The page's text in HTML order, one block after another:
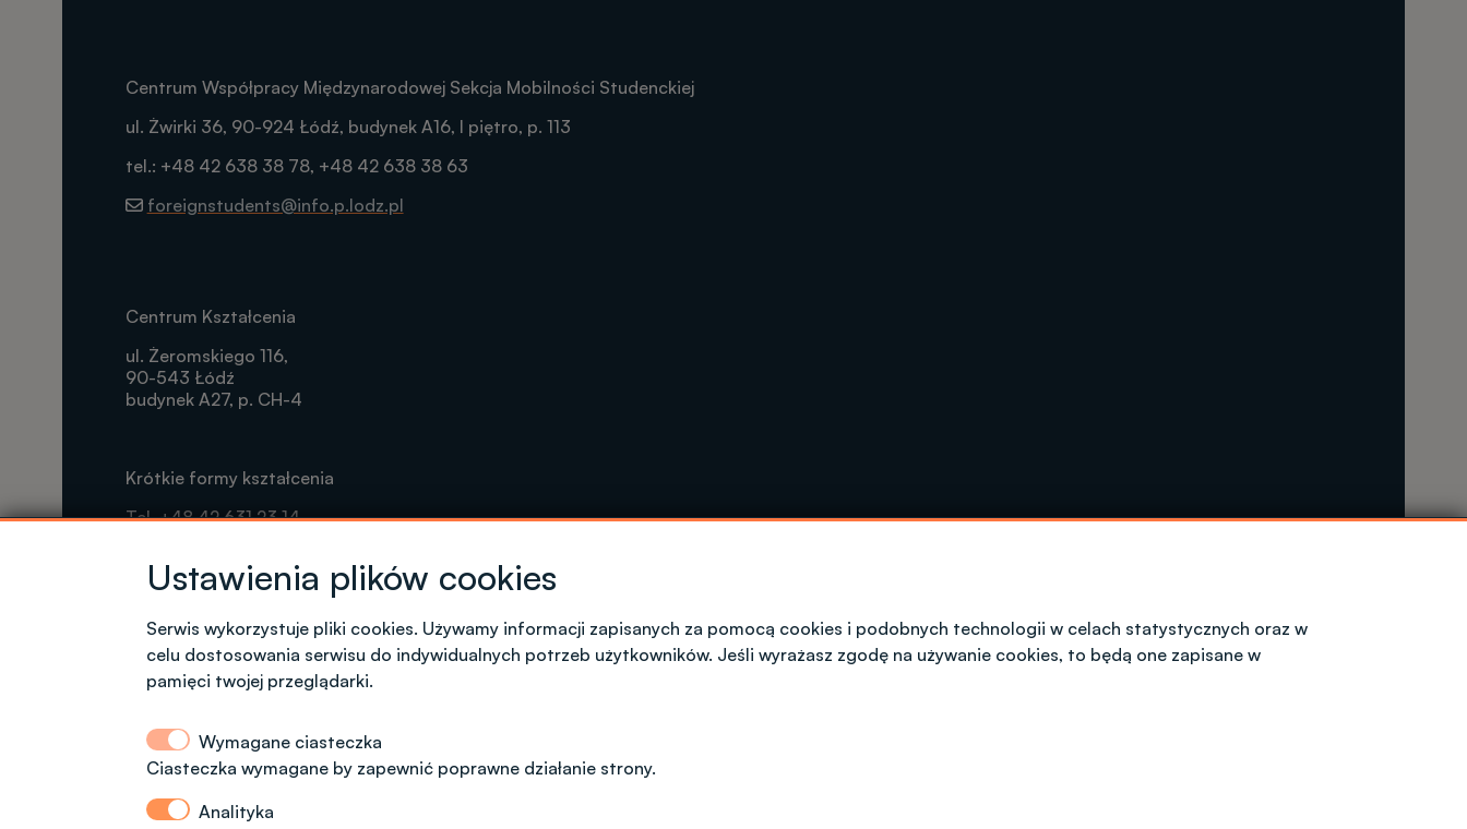
Kontakt dla kandydatów z polskim obywatelstwem
Dział Rekrutacji Politechniki Łódzkiej
ul. Radwańska 29, budynek A13, (dodatkowe wejście od ul. Stefanowskiego 22)
tel.: 42 6312092, 42 6312974
Centrum Współpracy Międzynarodowej Sekcja Mobilności Studenckiej
ul. Żwirki 36, 90-924 Łódź, budynek A16, I piętro, p. 113
tel.: +48 42 638 38 78, +48 42 638 38 63
foreignstudents@info.p.lodz.pl
Centrum Kształcenia
ul. Żeromskiego 116,
90-543 Łódź
budynek A27, p. CH-4
Krótkie formy kształcenia
Tel. +48 42 631 23 14
Ustawienia plików cookies
Serwis wykorzystuje pliki cookies. Używamy informacji zapisanych za pomocą cookies i podobnych technologii w celach statystycznych oraz w
celu dostosowania serwisu do indywidualnych potrzeb użytkowników. Jeśli wyrażasz zgodę na używanie cookies, to będą one zapisane w
pamięci twojej przeglądarki.
Wymagane ciasteczka
Ciasteczka wymagane by zapewnić poprawne działanie strony.
Analityka